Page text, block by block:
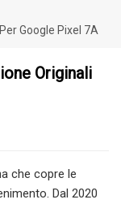
Google Pixel 7A
Originali
che copre le
Dal 2020